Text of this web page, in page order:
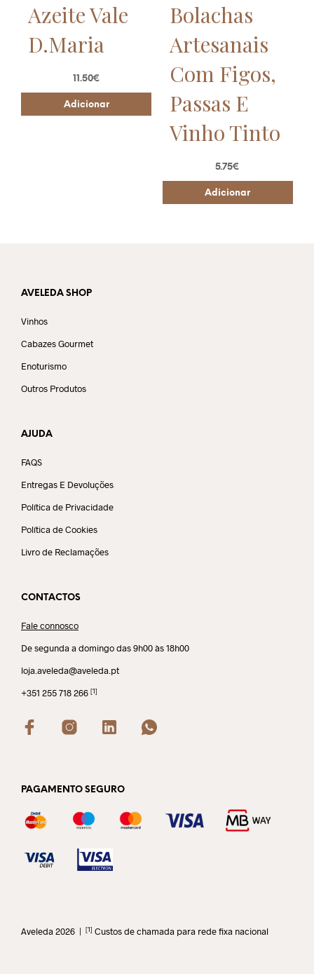
Azeite Vale
D.Maria
11.50€
Adicionar
Bolachas
Artesanais
Com Figos,
Passas E
Vinho Tinto
5.75€
Adicionar
AVELEDA SHOP
Vinhos
Cabazes Gourmet
Enoturismo
Outros Produtos
AJUDA
FAQS
Entregas E Devoluções
Política de Privacidade
Política de Cookies
Livro de Reclamações
CONTACTOS
Fale connosco
De segunda a domingo das 9h00 às 18h00
loja.aveleda@aveleda.pt
+351 255 718 266 [1]
PAGAMENTO SEGURO
Aveleda 2026 | [1] Custos de chamada para rede fixa nacional